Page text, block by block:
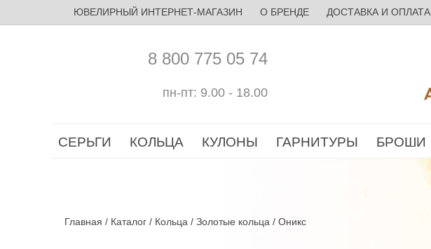
ЮВЕЛИРНЫЙ ИНТЕРНЕТ-МАГАЗИН О БРЕНДЕ ДОСТАВКА И ОПЛАТА
8 800 775 05 74
пн-пт: 9.00 - 18.00
СЕРЬГИ КОЛЬЦА КУЛОНЫ ГАРНИТУРЫ БРОШИ
Главная / Каталог / Кольца / Золотые кольца / Оникс